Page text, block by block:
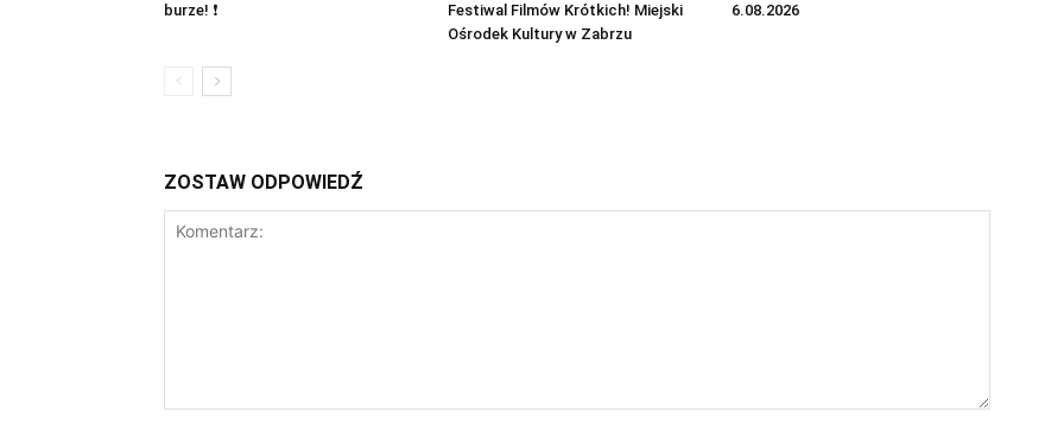
burze! ❗
Festiwal Filmów Krótkich! Miejski
Ośrodek Kultury w Zabrzu
6.08.2026
ZOSTAW ODPOWIEDŹ